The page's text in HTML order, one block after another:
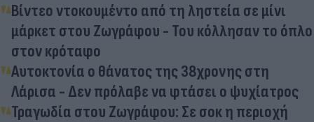
Βίντεο ντοκουμέντο από τη ληστεία σε μίνι
μάρκετ στου Ζωγράφου - Του κόλλησαν το όπλο
στον κρόταφο
Αυτοκτονία ο θάνατος της 38χρονης στη
Λάρισα - Δεν πρόλαβε να φτάσει ο ψυχίατρος
Τραγωδία στου Ζωγράφου: Σε σοκ η περιοχή